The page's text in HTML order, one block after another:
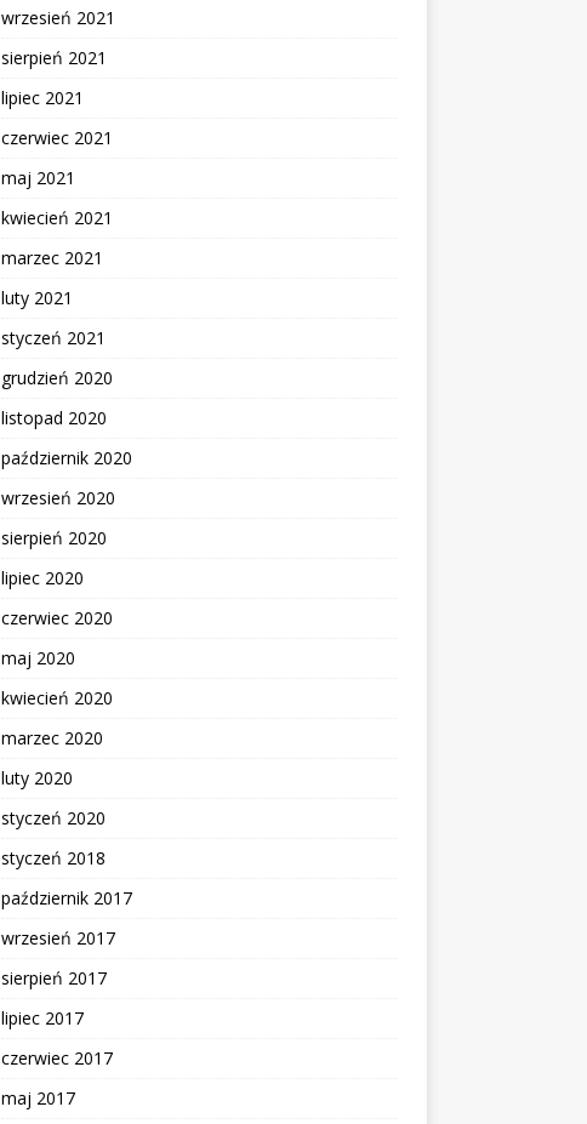
wrzesień 2021
sierpień 2021
lipiec 2021
czerwiec 2021
maj 2021
kwiecień 2021
marzec 2021
luty 2021
styczeń 2021
grudzień 2020
listopad 2020
październik 2020
wrzesień 2020
sierpień 2020
lipiec 2020
czerwiec 2020
maj 2020
kwiecień 2020
marzec 2020
luty 2020
styczeń 2020
styczeń 2018
październik 2017
wrzesień 2017
sierpień 2017
lipiec 2017
czerwiec 2017
maj 2017